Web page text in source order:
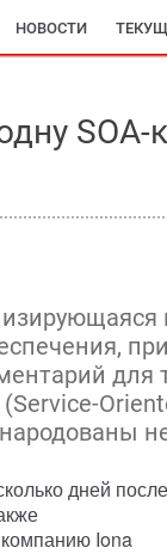
НОВОСТИ
для
дней
Iona